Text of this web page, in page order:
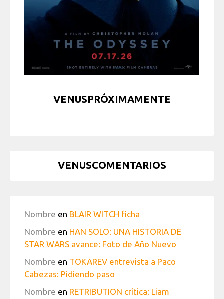
VENUSPRÓXIMAMENTE
VENUSCOMENTARIOS
Nombre en BLAIR WITCH ficha
Nombre en HAN SOLO: UNA HISTORIA DE
STAR WARS avance: Foto de Año Nuevo
Nombre en TOKAREV entrevista a Paco
Cabezas: Pidiendo paso
Nombre en RETRIBUTION crítica: Liam